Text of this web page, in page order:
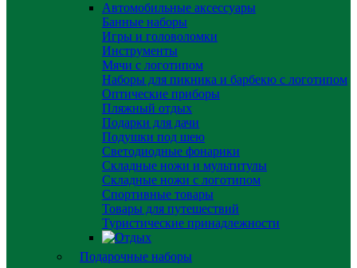
Автомобильные аксессуары
Банные наборы
Игры и головоломки
Инструменты
Мячи с логотипом
Наборы для пикника и барбекю с логотипом
Оптические приборы
Пляжный отдых
Подарки для дачи
Подушки под шею
Светодиодные фонарики
Складные ножи и мультитулы
Складные ножи с логотипом
Спортивные товары
Товары для путешествий
Туристические принадлежности
Подарочные наборы